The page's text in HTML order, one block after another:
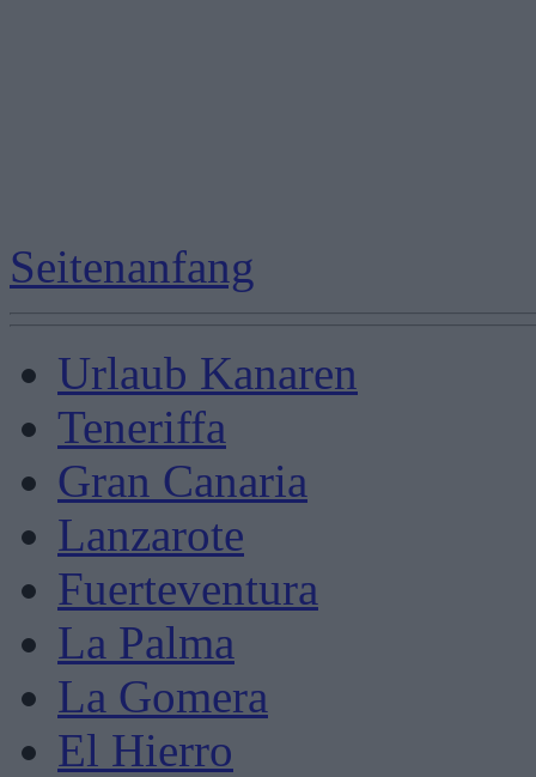
Seitenanfang
Urlaub Kanaren
Teneriffa
Gran Canaria
Lanzarote
Fuerteventura
La Palma
La Gomera
El Hierro